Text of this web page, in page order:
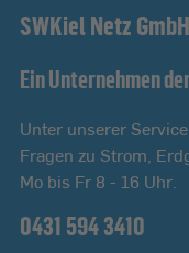
SWKiel Netz GmbH
Ein Unternehmen
Unter unserer
Fragen zu Strom,
Mo bis Fr 8 - 16 Uhr.
0431 594 3410